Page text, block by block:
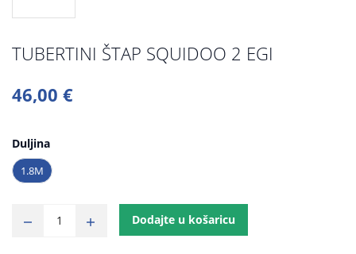
TUBERTINI ŠTAP SQUIDOO 2 EGI
46,00 €
Duljina
1.8M
Dodajte u košaricu